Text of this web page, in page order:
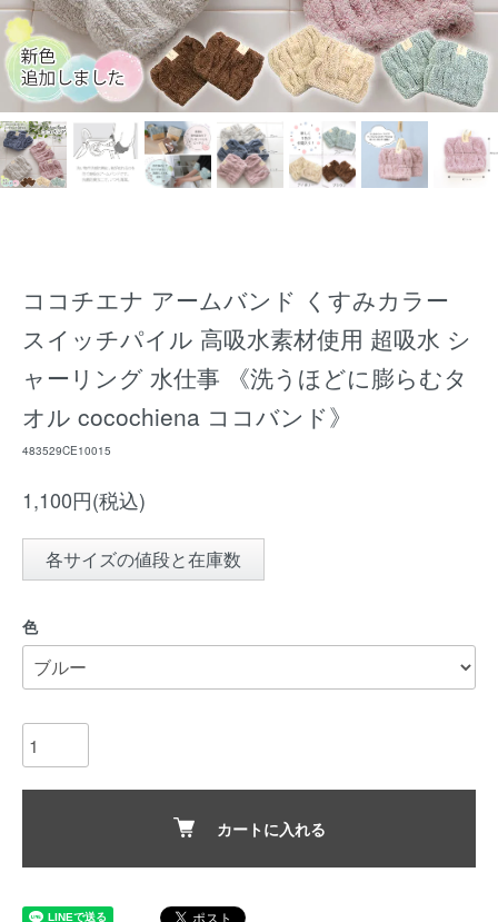
ココチエナ アームバンド くすみカラー
スイッチパイル 高吸水素材使用 超吸水 シ
ャーリング 水仕事 《洗うほどに膨らむタ
オル cocochiena ココバンド》
483529CE10015
1,100円(税込)
各サイズの値段と在庫数
色
カートに入れる